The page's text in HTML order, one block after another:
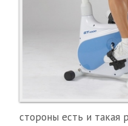
стороны есть и такая